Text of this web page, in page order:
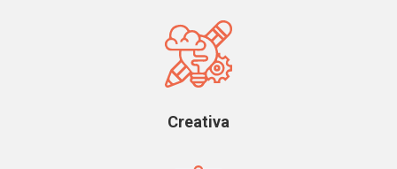
Creativa